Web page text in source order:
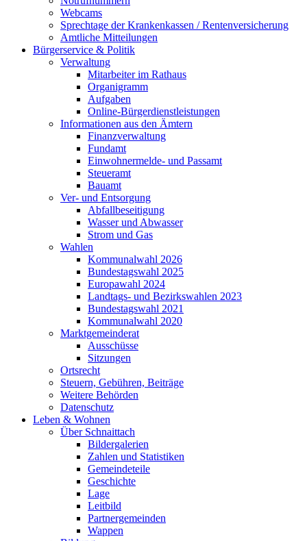
Webcams
Sprechtage der Krankenkassen / Rentenversicherung
Amtliche Mitteilungen
Bürgerservice & Politik
Verwaltung
Mitarbeiter im Rathaus
Organigramm
Aufgaben
Online-Bürgerdienstleistungen
Informationen aus den Ämtern
Finanzverwaltung
Fundamt
Einwohnermelde- und Passamt
Steueramt
Bauamt
Ver- und Entsorgung
Abfallbeseitigung
Wasser und Abwasser
Strom und Gas
Wahlen
Kommunalwahl 2026
Bundestagswahl 2025
Europawahl 2024
Landtags- und Bezirkswahlen 2023
Bundestagswahl 2021
Kommunalwahl 2020
Marktgemeinderat
Ausschüsse
Sitzungen
Ortsrecht
Steuern, Gebühren, Beiträge
Weitere Behörden
Datenschutz
Leben & Wohnen
Über Schnaittach
Bildergalerien
Zahlen und Statistiken
Gemeindeteile
Geschichte
Lage
Leitbild
Partnergemeinden
Wappen